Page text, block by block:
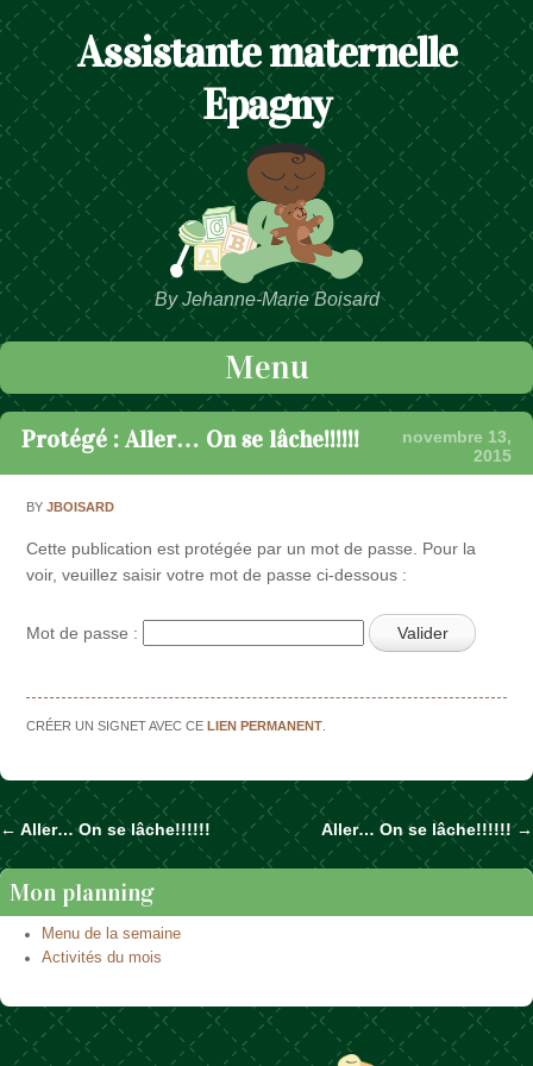
Assistante maternelle
Epagny
By Jehanne-Marie Boisard
Menu
Passer au contenu
Protégé : Aller… On se lâche!!!!!!
novembre 13,
2015
BYJBOISARD
Cette publication est protégée par un mot de passe. Pour la
voir, veuillez saisir votre mot de passe ci-dessous :
Mot de passe :
CRÉER UN SIGNET AVEC CELIEN PERMANENT
Naviguer dans les articles
←Aller… On se lâche!!!!!! Aller… On se lâche!!!!!!→
Mon planning
Menu de la semaine
Activités du mois